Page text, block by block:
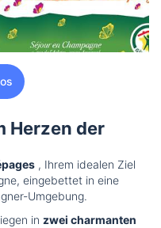
Herzen der
, Ihrem idealen Ziel
eingebettet in eine
Umgebung.
in zwei charmanten